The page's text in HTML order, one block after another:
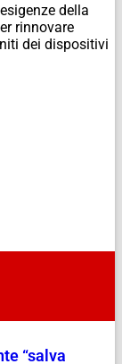
della
rinnovare
dei dispositivi
“salva